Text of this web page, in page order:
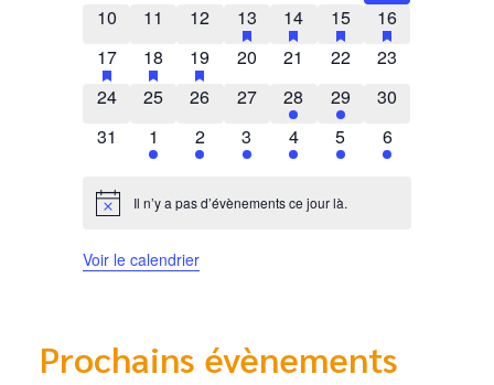
0 évènements
10 0 évènements
11 0 évènements
12 1 évènement
13has featured évènements
1 évènement
14has featured évènements
2 évènements
15has featured
1 évènement
16has featured
1 évènement
17has featured évènements
1 évènement
18has featured évènements
1 évènement
19has featured évènements
0 évènements
20 0 évènements
21 0 évènements
22 0 évènements
23
0 évènements
24 0 évènements
25 0 évènements
26 0 évènements
27 1 évènement
28 1 évènement
29 0 évènements
30
0 évènements
31 1 évènement
1 1 évènement
2 2 évènements
3 1 évènement
4 1 évènement
5 1 évènement
6
Notice Il n’y a pas d’évènements ce jour là.
Voir le calendrier
Prochains évènements